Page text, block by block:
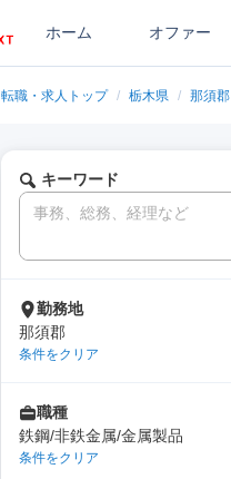
ホーム オファー
転職・求人トップ / 栃木県 / 那須郡
キーワード
勤務地
那須郡
条件をクリア
職種
鉄鋼/非鉄金属/金属製品
条件をクリア